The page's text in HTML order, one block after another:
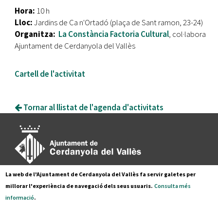
Hora: 10 h
Lloc:Jardins de Ca n'Ortadó (plaça de Sant ramon, 23-24)
Organitza: La Constància Factoria Cultural, col·labora
Ajuntament de Cerdanyola del Vallès
Cartell de l'activitat
Tornar al llistat de l'agenda d'activitats
Pl. Francesc Layret, s/n
08290 Cerdanyola del Vallès,
La web de l'Ajuntament de Cerdanyola del Vallès fa servir galetes per
millorar l'experiència de navegació dels seus usuaris. Consulta més
informació.